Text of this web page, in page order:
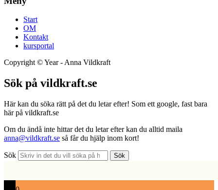
Start
OM
Kontakt
kursportal
Copyright ©Year- Anna Vildkraft
Sök på vildkraft.se
Här kan du söka rätt på det du letar efter! Som ett google, fast bara
här på vildkraft.se
Om du ändå inte hittar det du letar efter kan du alltid maila
anna@vildkraft.se så får du hjälp inom kort!
Sök Sök